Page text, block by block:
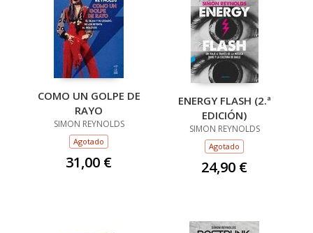
COMO UN GOLPE DE
RAYO
SIMON REYNOLDS
Agotado
31,00 €
ENERGY FLASH (2.ª
EDICIÓN)
SIMON REYNOLDS
Agotado
24,90 €